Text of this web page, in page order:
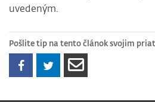
uvedeným.
Pošlite tip na tento článok svojim